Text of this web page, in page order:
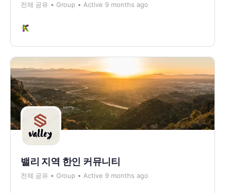
전체 공유 Group Active 9 months ago
밸리 지역 한인 커뮤니티
전체 공유 Group Active 9 months ago